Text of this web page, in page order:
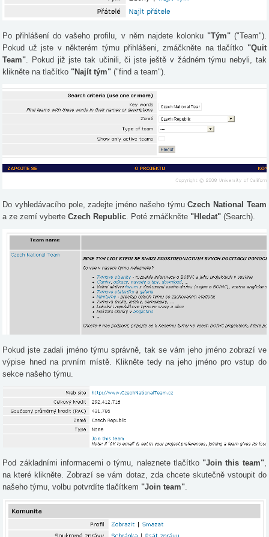
Po přihlášení do vašeho profilu, v něm najdete kolonku "Tým"("Team").
Pokud už jste v některém týmu přihlášeni, zmáčkněte na tlačítko "Quit
Team" . Pokud již jste tak učinili, či jste ještě v žádném týmu nebyli, tak
klikněte na tlačítko "Najít tým" ("find a team").
Do vyhledávacího pole, zadejte jméno našeho týmuCzech National Team
a ze zemí vyberteCzech Republic. Poté zmáčkněte "Hledat" (Search).
Pokud jste zadali jméno týmu správně, tak se vám jeho jméno zobrazí ve
výpise hned na prvním místě. Klikněte tedy na jeho jméno pro vstup do
sekce našeho týmu.
Pod základními informacemi o týmu, naleznete tlačítko "Join this team",
na které klikněte. Zobrazí se vám dotaz, zda chcete skutečně vstoupit do
našeho týmu, volbu potvrdíte tlačítkem "Join team"